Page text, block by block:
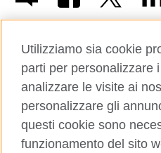
© 2026 British Council
The United Kingdom’s
relations and educational
209131 (England and Wales)
Utilizziamo sia cookie
parti per personalizzare
analizzare le visite ai
personalizzare gli
questi cookie sono
funzionamento del sito